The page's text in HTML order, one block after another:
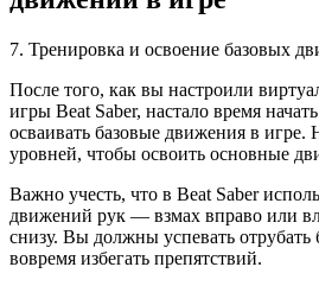
7. Тренировка и освоение базовых
После того, как вы настроили
игры Beat Saber, настало время
осваивать базовые движения в игре.
уровней, чтобы освоить основные
Важно учесть, что в Beat Saber
движений рук — взмах вправо или
снизу. Вы должны успевать отрубать
вовремя избегать препятствий.